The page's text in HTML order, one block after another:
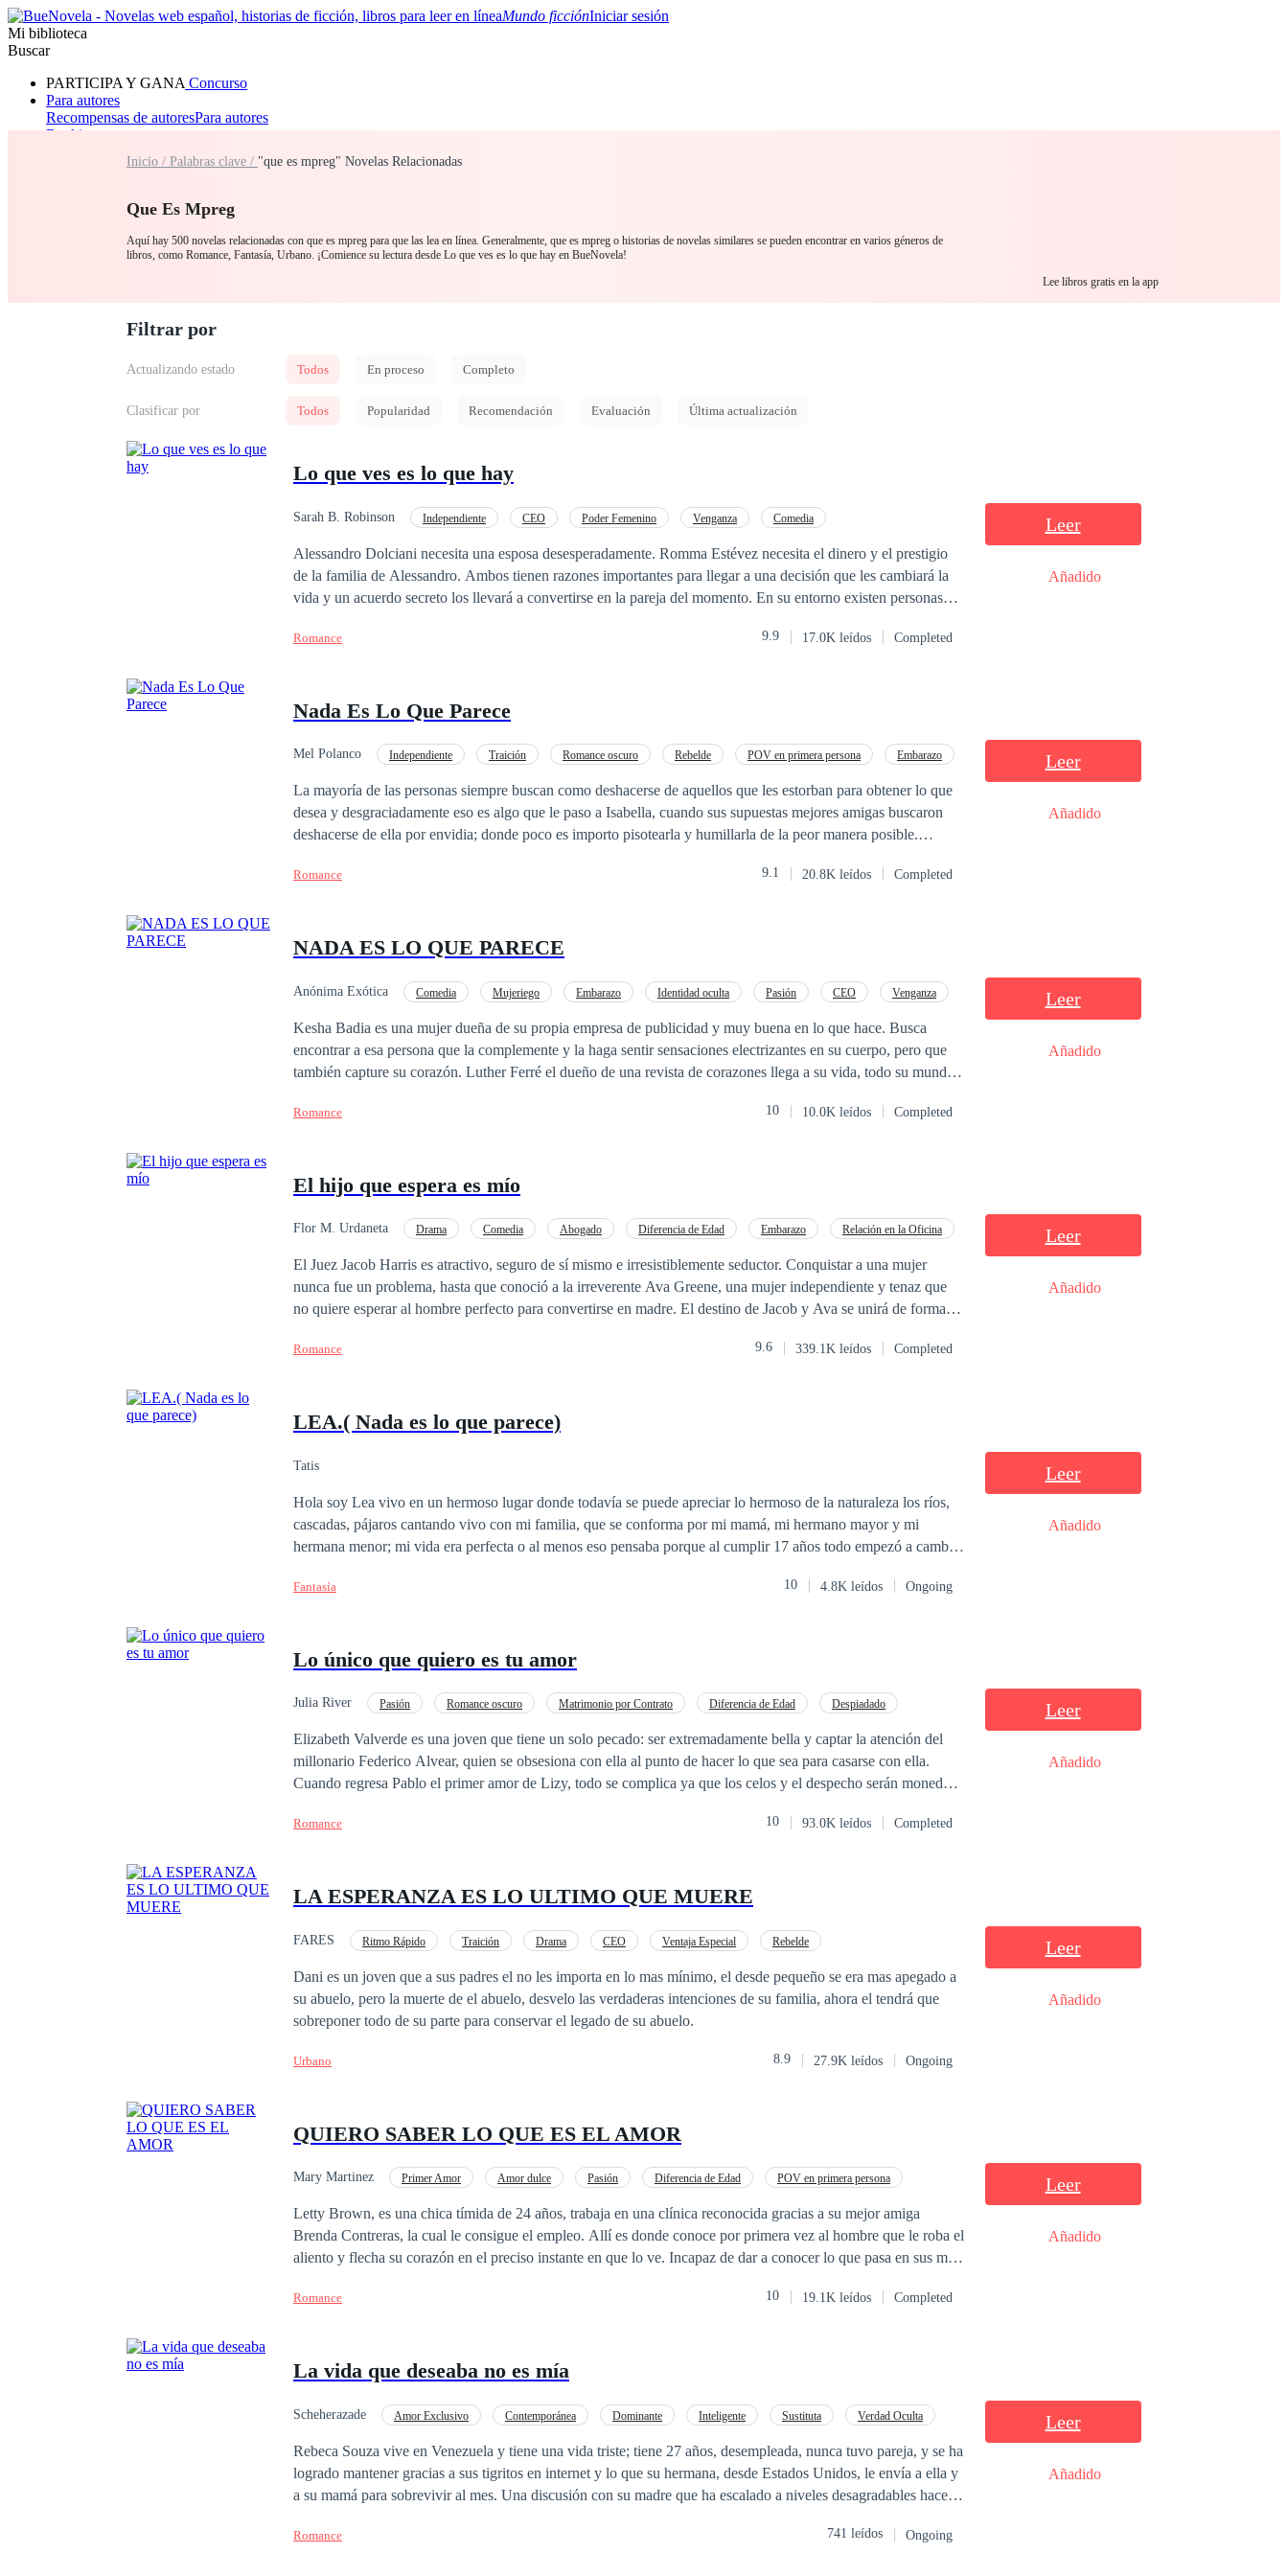
Mundo ficciónIniciar sesión
Mi biblioteca
Buscar
PARTICIPA Y GANA Concurso
Para autores
Recompensas de autoresPara autores
Ranking
RomanceHombre loboMafia
Inicio / Palabras clave / "que es mpreg" Novelas Relacionadas
Que Es Mpreg
Aquí hay 500 novelas relacionadas con que es mpreg para que las lea en línea. Generalmente, que es mpreg o historias de novelas similares se pueden encontrar en varios géneros de
libros, como Romance, Fantasía, Urbano. ¡Comience su lectura desde Lo que ves es lo que hay en BueNovela!
Lee libros gratis en la app
Filtrar por
Actualizando estado Todos En proceso Completo
Clasificar por Todos Popularidad Recomendación Evaluación Última actualización
Lo que ves es lo que hay
Sarah B. Robinson Independiente CEO Poder Femenino Venganza
Comedia
Alessandro Dolciani necesita una esposa desesperadamente. Romma Estévez necesita el dinero y el prestigio
de la familia de Alessandro. Ambos tienen razones importantes para llegar a una decisión que les cambiará la
vida y un acuerdo secreto los llevará a convertirse en la pareja del momento. En su entorno existen personas
con personajes diferentes y divertidos, que harán sentir al lector que forma parte de la misma, por sus diálogos
Romance 9.9 17.0K leídos Completed
Leer
Añadido
Nada Es Lo Que Parece
Mel Polanco Independiente Traición Romance oscuro Rebelde POV en primera persona
Embarazo
La mayoría de las personas siempre buscan como deshacerse de aquellos que les estorban para obtener lo que
desea y desgraciadamente eso es algo que le paso a Isabella, cuando sus supuestas mejores amigas buscaron
deshacerse de ella por envidia; donde poco es importo pisotearla y humillarla de la peor manera posible.
la familia. Un año después ella se reencuentra con Dante, quien ofrece ayudarla, aunque ella sabe que esa
Romance 9.1 20.8K leídos Completed
Leer
Añadido
NADA ES LO QUE PARECE
Anónima Exótica Comedia Mujeriego Embarazo Identidad oculta Pasión CEO
Venganza
Kesha Badia es una mujer dueña de su propia empresa de publicidad y muy buena en lo que hace. Busca
encontrar a esa persona que la complemente y la haga sentir sensaciones electrizantes en su cuerpo, pero que
también capture su corazón. Luther Ferré el dueño de una revista de corazones llega a su vida, todo su mundo
secretos, suspenso, peligros que afrontar y que esta historia de una amor tan hermoso no es lo que parece. Nada
Romance 10 10.0K leídos Completed
Leer
Añadido
El hijo que espera es mío
Flor M. Urdaneta Drama Comedia Abogado Diferencia de Edad Embarazo
Relación en la Oficina
El Juez Jacob Harris es atractivo, seguro de sí mismo e irresistiblemente seductor. Conquistar a una mujer
nunca fue un problema, hasta que conoció a la irreverente Ava Greene, una mujer independiente y tenaz que
no quiere esperar al hombre perfecto para convertirse en madre. El destino de Jacob y Ava se unirá de forma
Romance 9.6 339.1K leídos Completed
Leer
Añadido
LEA.( Nada es lo que parece)
Tatis
Hola soy Lea vivo en un hermoso lugar donde todavía se puede apreciar lo hermoso de la naturaleza los ríos,
cascadas, pájaros cantando vivo con mi familia, que se conforma por mi mamá, mi hermano mayor y mi
hermana menor; mi vida era perfecta o al menos eso pensaba porque al cumplir 17 años todo empezó a cambiar
ser humano no tiene, haciendo que aquello en lo que creía que era fantasía se convierte en parte de mi
Fantasía 10 4.8K leídos Ongoing
Leer
Añadido
Lo único que quiero es tu amor
Julia River Pasión Romance oscuro Matrimonio por Contrato Diferencia de Edad
Despiadado
Elizabeth Valverde es una joven que tiene un solo pecado: ser extremadamente bella y captar la atención del
millonario Federico Alvear, quien se obsesiona con ella al punto de hacer lo que sea para casarse con ella.
Cuando regresa Pablo el primer amor de Lizy, todo se complica ya que los celos y el despecho serán moneda
Romance 10 93.0K leídos Completed
Leer
Añadido
LA ESPERANZA ES LO ULTIMO QUE MUERE
FARES Ritmo Rápido Traición Drama CEO Ventaja Especial Rebelde
Dani es un joven que a sus padres el no les importa en lo mas mínimo, el desde pequeño se era mas apegado a
su abuelo, pero la muerte de el abuelo, desvelo las verdaderas intenciones de su familia, ahora el tendrá que
sobreponer todo de su parte para conservar el legado de su abuelo.
Urbano 8.9 27.9K leídos Ongoing
Leer
Añadido
QUIERO SABER LO QUE ES EL AMOR
Mary Martinez Primer Amor Amor dulce Pasión Diferencia de Edad
POV en primera persona
Letty Brown, es una chica tímida de 24 años, trabaja en una clínica reconocida gracias a su mejor amiga
Brenda Contreras, la cual le consigue el empleo. Allí es donde conoce por primera vez al hombre que le roba el
aliento y flecha su corazón en el preciso instante en que lo ve. Incapaz de dar a conocer lo que pasa en sus mas
inseguridad, inexperiencia y torpeza, es lo que atraerá como imán al hombre de sus sueños. Lo que la llevará a
trabaja. Desencadenará el romance, sexo, diferencia de clases sociales, en un mundo que está hecho a la
experimentar a la protagonista de esta historia aquellas sensaciones desconocidas y placenteras que no pensó
Romance 10 19.1K leídos Completed
Leer
Añadido
La vida que deseaba no es mía
Scheherazade Amor Exclusivo Contemporánea Dominante Inteligente Sustituta
Verdad Oculta
Rebeca Souza vive en Venezuela y tiene una vida triste; tiene 27 años, desempleada, nunca tuvo pareja, y se ha
logrado mantener gracias a sus tigritos en internet y lo que su hermana, desde Estados Unidos, le envía a ella y
a su mamá para sobrevivir al mes. Una discusión con su madre que ha escalado a niveles desagradables hace
Alemania, Elizabeth Rouch es una mujer famosa en el mundo del internet. Tiene 25 años, está casada desde los
Romance 741 leídos Ongoing
Leer
Añadido